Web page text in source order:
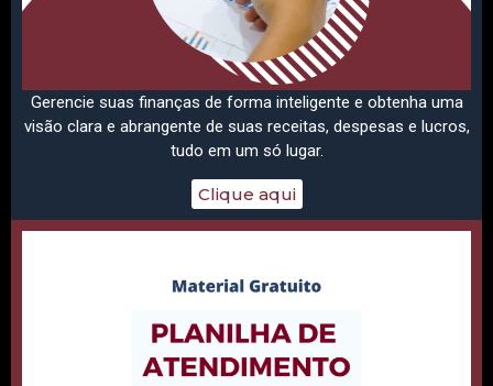
Gerencie suas finanças de forma inteligente e obtenha uma
visão clara e abrangente de suas receitas, despesas e lucros,
tudo em um só lugar.
Clique aqui